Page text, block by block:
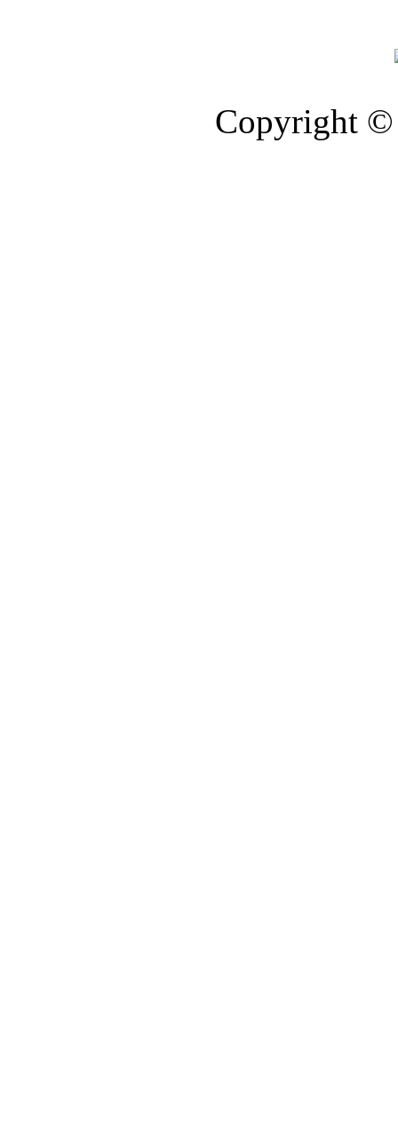
Copyright ©